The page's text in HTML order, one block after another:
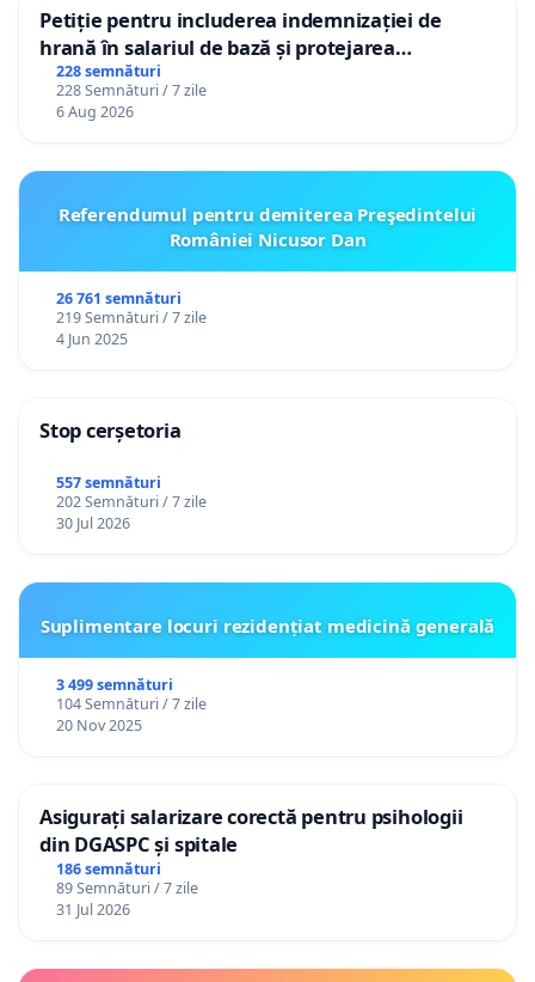
Petiție pentru includerea indemnizației de
hrană în salariul de bază și protejarea
gradațiilor de vechime pentru asistenții
personali
228 semnături
228 Semnături / 7 zile
6 Aug 2026
Referendumul pentru demiterea Preşedintelui
României Nicusor Dan
26 761 semnături
219 Semnături / 7 zile
4 Jun 2025
Stop cerșetoria
557 semnături
202 Semnături / 7 zile
30 Jul 2026
Suplimentare locuri rezidențiat medicină generală
3 499 semnături
104 Semnături / 7 zile
20 Nov 2025
Asigurați salarizare corectă pentru psihologii
din DGASPC și spitale
186 semnături
89 Semnături / 7 zile
31 Jul 2026